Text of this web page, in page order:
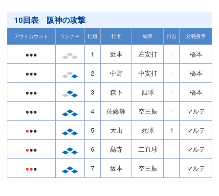
10回表 阪神の攻撃
アウトカウント ランナー 打順 打者 結果 打点 対戦投手
●●● 1 近本 左安打 - 橋本
●●● 2 中野 中安打 - 橋本
●●● 3 森下 四球 - 橋本
●●● 4 佐藤輝 空三振 - マルテ
●●● 5 大山 死球 1 マルテ
●●● 6 髙寺 二直球 - マルテ
●●● 7 坂本 空三振 - マルテ